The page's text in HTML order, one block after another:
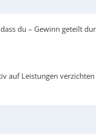
du – Gewinn geteilt
auf Leistungen